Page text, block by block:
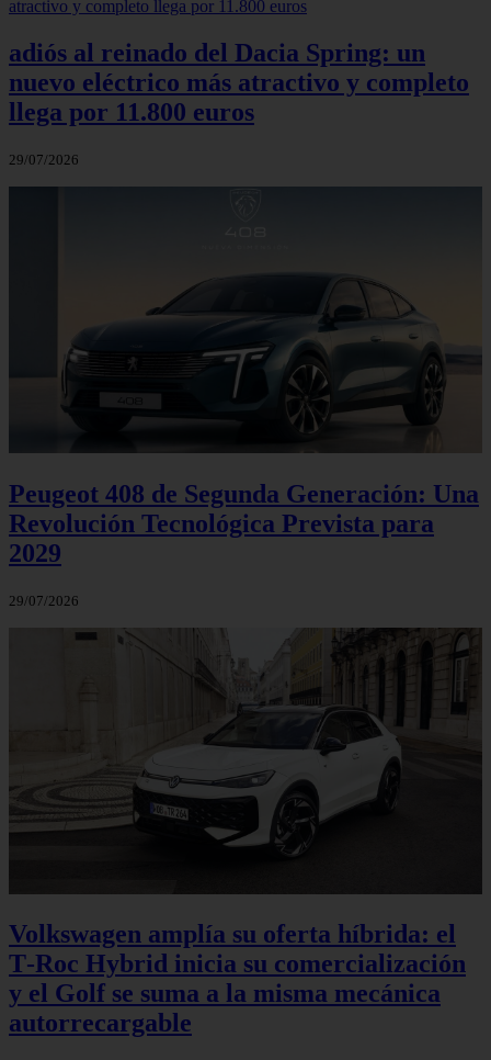
adiós al reinado del Dacia Spring: un
nuevo eléctrico más atractivo y completo
llega por 11.800 euros
29/07/2026
Peugeot 408 de Segunda Generación: Una
Revolución Tecnológica Prevista para
2029
29/07/2026
Volkswagen amplía su oferta híbrida: el
T‑Roc Hybrid inicia su comercialización
y el Golf se suma a la misma mecánica
autorrecargable